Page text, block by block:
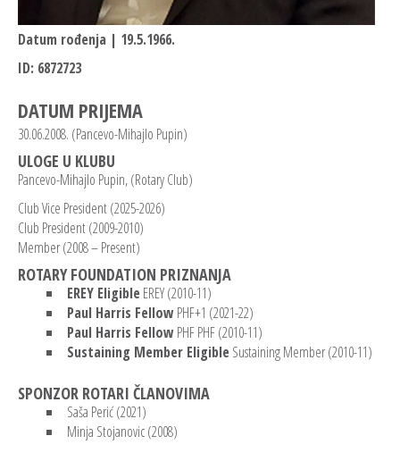
Datum rođenja | 19.5.1966.
ID: 6872723
DATUM PRIJEMA
30.06.2008. (Pancevo-Mihajlo Pupin)
ULOGE U KLUBU
Pancevo-Mihajlo Pupin, (Rotary Club)
Club Vice President (2025-2026)
Club President (2009-2010)
Member (2008 – Present)
ROTARY FOUNDATION PRIZNANJA
EREY Eligible EREY (2010-11)
Paul Harris Fellow PHF+1 (2021-22)
Paul Harris Fellow PHF PHF (2010-11)
Sustaining Member Eligible Sustaining Member (2010-11)
SPONZOR ROTARI ČLANOVIMA
Saša Perić (2021)
Minja Stojanovic (2008)